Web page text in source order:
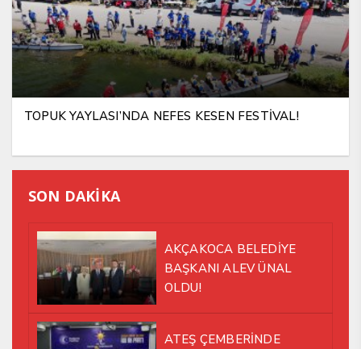
TOPUK YAYLASI’NDA NEFES KESEN FESTİVAL!
SON DAKİKA
AKÇAKOCA BELEDİYE
BAŞKANI ALEV ÜNAL
OLDU!
ATEŞ ÇEMBERİNDE